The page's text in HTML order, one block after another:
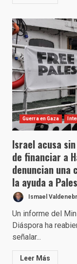
Guerra en Gaza
Israel acusa
de financiar a
denuncian una
la ayuda a
Ismael
Un informe del
Diáspora ha
señalar...
Leer Más